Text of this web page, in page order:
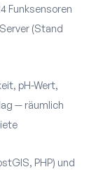
Funksensoren
(Stand
pH-Wert,
— räumlich
PHP) und